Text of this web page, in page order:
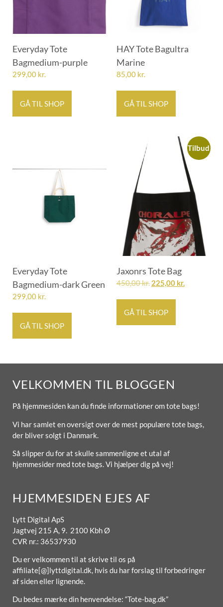
Everyday Tote
Bagmedium-purple
299,00 kr.
GÅ TIL SHOP
HAY Tote Bagultra
Marine
85,00 kr.
GÅ TIL SHOP
Everyday Tote
Bagmedium-dark Green
299,00 kr.
GÅ TIL SHOP
Tilbud
Jaxonrs Tote Bag
450,00kr. 225,00 kr.
GÅ TIL SHOP
VELKOMMEN TIL BLOGGEN
På hjemmesiden kan du finde informationer om tote bags!
Vi har samlet en oversigt over de mest populære tote bags,
der bliver solgt i Danmark.
Så slipper du for at skulle sammenligne et utal af
hjemmesider med tote bags. Vi hjælper dig på vej!
HJEMMESIDEN EJES AF
Lytt Digital ApS
Jagtvej 215 A, 9. 2100 Kbh Ø
CVR nr.: 36537930
Du er velkommen til at skrive til os på
affiliate[@]lyttdigital.dk, hvis du har forslag til forbedringer
af siden eller lignende.
Du bedes mærke din henvendelse: “Tote-bag.dk”